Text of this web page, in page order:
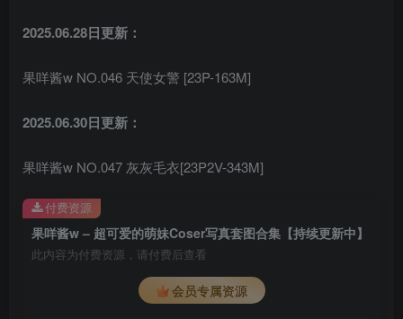
2025.06.28日更新：
果咩酱w NO.046 天使女警 [23P-163M]
2025.06.30日更新：
果咩酱w NO.047 灰灰毛衣[23P2V-343M]
果咩酱w – 超可爱的萌妹Coser写真套图合集【持续更新中】
此内容为付费资源，请付费后查看
会员专属资源
付费资源